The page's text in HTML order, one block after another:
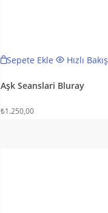
Sepete Ekle Hızlı Bakış
Aşk Seanslari Bluray
₺1.250,00